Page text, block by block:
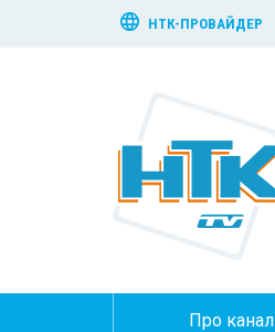
НТК-ПРОВАЙДЕР
Про канал